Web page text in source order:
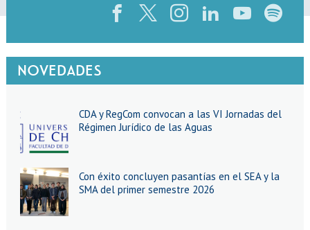
EXTENSIÓN
Académicos Estudiantes
Egresados Funcionarios
NOVEDADES
CDA y RegCom convocan a las VI Jornadas del
Régimen Jurídico de las Aguas
Con éxito concluyen pasantías en el SEA y la
SMA del primer semestre 2026